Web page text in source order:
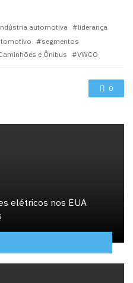
automotiva
liderança
segmentos
e Ônibus VWCO
0
elétricos nos EUA